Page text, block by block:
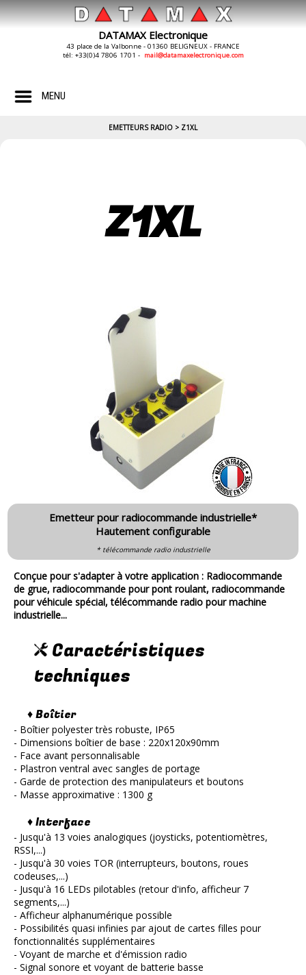
DATAMAX Electronique
43 place de la Valbonne - 01360 BELIGNEUX - FRANCE
tél: +33(0)4 7806 1701 - mail@datamaxelectronique.com
MENU
EMETTEURS RADIO > Z1XL
Z1XL
Emetteur pour radiocommande industrielle*
Hautement configurable
* télécommande radio industrielle
Conçue pour s'adapter à votre application : Radiocommande
de grue, radiocommande pour pont roulant, radiocommande
pour véhicule spécial, télécommande radio pour machine
industrielle...
Caractéristiques
techniques
♦ Boîtier
- Boîtier polyester très robuste, IP65
- Dimensions boîtier de base : 220x120x90mm
- Face avant personnalisable
- Plastron ventral avec sangles de portage
- Garde de protection des manipulateurs et boutons
- Masse approximative : 1300 g
♦ Interface
- Jusqu'à 13 voies analogiques (joysticks, potentiomètres,
RSSI,...)
- Jusqu'à 30 voies TOR (interrupteurs, boutons, roues
codeuses,...)
- Jusqu'à 16 LEDs pilotables (retour d'info, afficheur 7
segments,...)
- Afficheur alphanumérique possible
- Possibilités quasi infinies par ajout de cartes filles pour
fonctionnalités supplémentaires
- Voyant de marche et d'émission radio
- Signal sonore et voyant de batterie basse